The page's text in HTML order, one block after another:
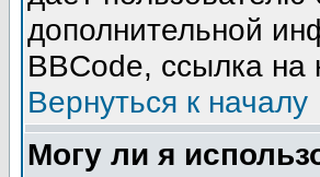
дополнительной
BBCode, ссылка
Вернуться к началу
Могу ли я